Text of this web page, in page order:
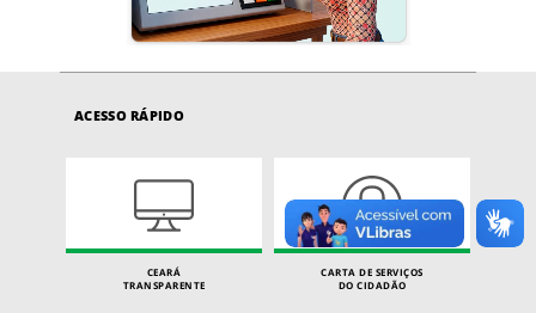
ACESSO RÁPIDO
CEARÁ
TRANSPARENTE
CARTA DE SERVIÇOS
DO CIDADÃO